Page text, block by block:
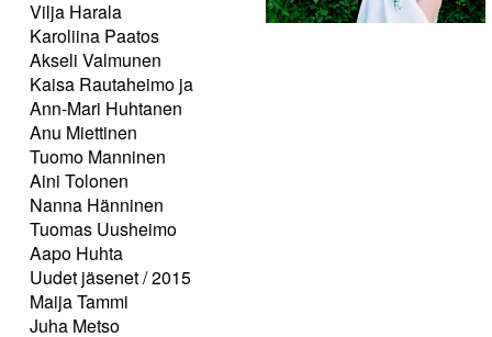
Vilja Harala
Karoliina Paatos
Akseli Valmunen
Kaisa Rautaheimo ja
Ann-Mari Huhtanen
Anu Miettinen
Tuomo Manninen
Aini Tolonen
Nanna Hänninen
Tuomas Uusheimo
Aapo Huhta
Uudet jäsenet / 2015
Maija Tammi
Juha Metso